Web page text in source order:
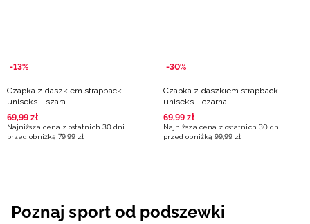
-13%
Czapka z daszkiem strapback
uniseks - szara
69,99 zł
Najniższa cena z ostatnich 30 dni
przed obniżką 79,99 zł
-30%
Czapka z daszkiem strapback
uniseks - czarna
69,99 zł
Najniższa cena z ostatnich 30 dni
przed obniżką 99,99 zł
Poznaj sport od podszewki